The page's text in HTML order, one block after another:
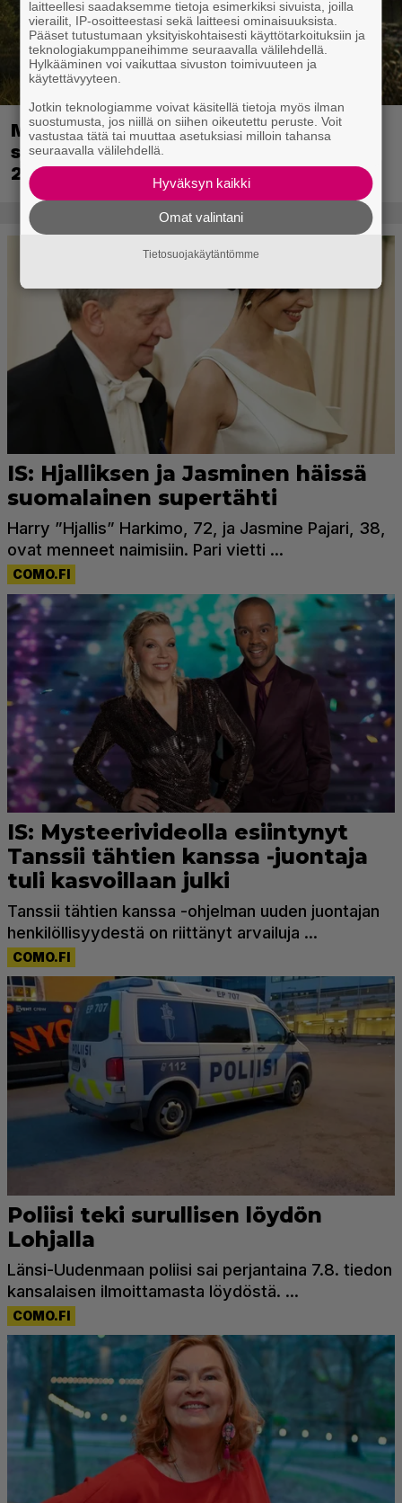
Metsästyssimulaattorin jatko-osa
saapuu ensi kuussa – Way of the Hunter
2 päivättiin
laitteellesi saadaksemme tietoja esimerkiksi sivuista, joilla
vierailit, IP-osoitteestasi sekä laitteesi ominaisuuksista.
Pääset tutustumaan yksityiskohtaisesti käyttötarkoituksiin ja
teknologiakumppaneihimme seuraavalla välilehdellä.
Hylkääminen voi vaikuttaa sivuston toimivuuteen ja
käytettävyyteen.
Jotkin teknologiamme voivat käsitellä tietoja myös ilman
suostumusta, jos niillä on siihen oikeutettu peruste. Voit
vastustaa tätä tai muuttaa asetuksiasi milloin tahansa
seuraavalla välilehdellä.
Hyväksyn kaikki
Omat valintani
Tietosuojakäytäntömme